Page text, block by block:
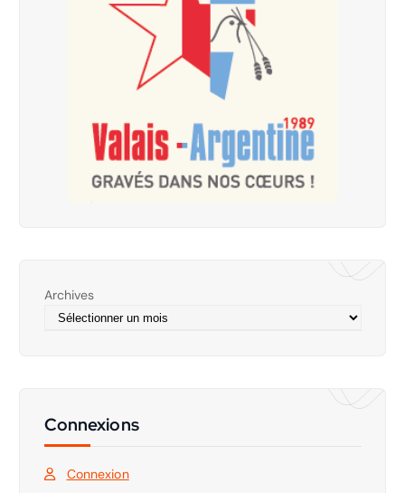
Archives
Connexions
Connexion